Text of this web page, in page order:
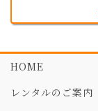
HOME
レンタルのご案内